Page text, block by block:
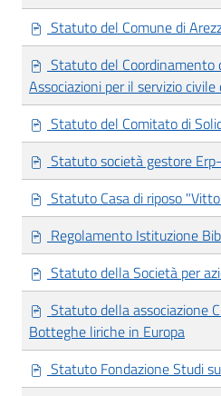
Statuto del Comune di
Statuto del Coordinamento
Associazioni per il servizio civile
Statuto del Comitato di
Statuto società gestore
Statuto Casa di riposo
Regolamento Istituzione
Statuto della Società per
Statuto della associazione
Botteghe liriche in Europa
Statuto Fondazione Studi